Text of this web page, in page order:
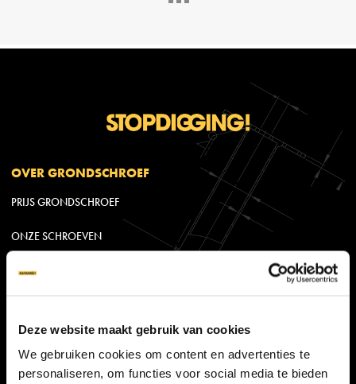
Deze website maakt gebruik van cookies
We gebruiken cookies om content en advertenties te
personaliseren, om functies voor social media te bieden
OVER GRONDSCHROEF
PRIJS GRONDSCHROEF
ONZE SCHROEVEN
APPLICATIES
PRODUCTOVERZICHT